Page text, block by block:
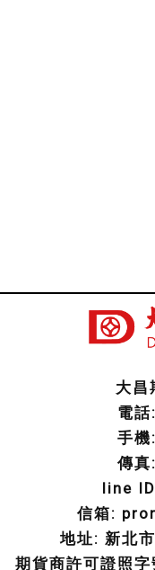
大昌
電
手
傳
line
信箱:
地址: 新北
期貨商許可證照